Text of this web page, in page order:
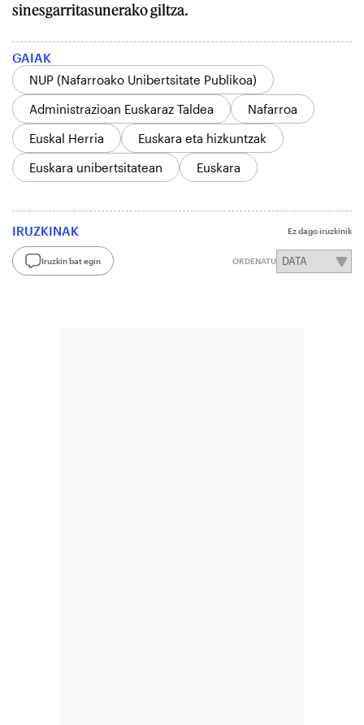
sinesgarritasunerako giltza.
GAIAK
NUP (Nafarroako Unibertsitate Publikoa)
Administrazioan Euskaraz Taldea
Nafarroa
Euskal Herria
Euskara eta hizkuntzak
Euskara unibertsitatean
Euskara
IRUZKINAK Ez dago iruzkinik
Iruzkin bat egin ORDENATU